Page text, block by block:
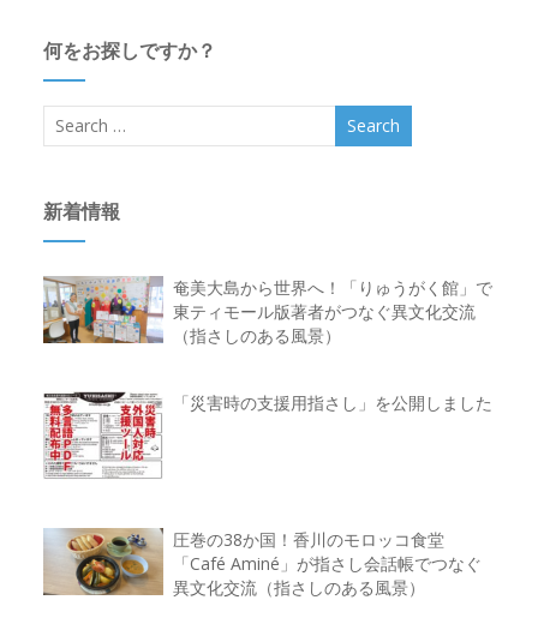
何をお探しですか？
新着情報
奄美大島から世界へ！「りゅうがく館」で
東ティモール版著者がつなぐ異文化交流
（指さしのある風景）
「災害時の支援用指さし」を公開しました
圧巻の38か国！香川のモロッコ食堂
「Café Aminé」が指さし会話帳でつなぐ
異文化交流（指さしのある風景）